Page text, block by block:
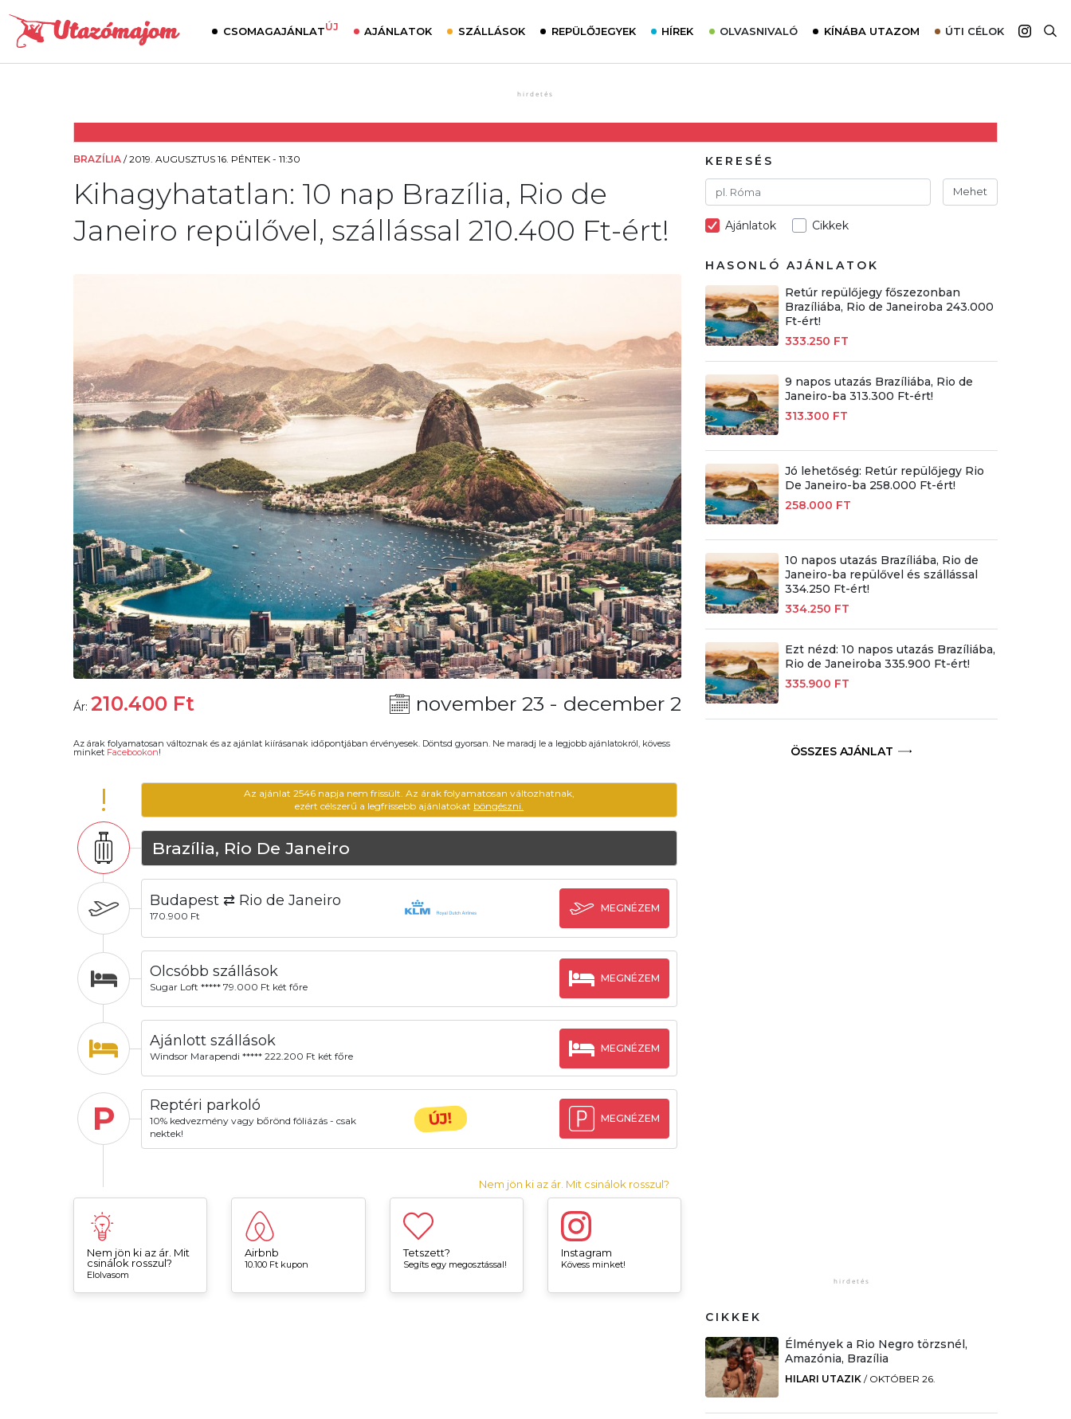
CSOMAGAJÁNLATÚJ AJÁNLATOK SZÁLLÁSOK REPÜLŐJEGYEK HÍREK OLVASNIVALÓ
Utazómajom – CitySIM kártya a világutazóknak
Élménybeszámolók
Szállodalátogatás
Sajtómegjelenések
KÍNÁBA UTAZOM ÚTI CÉLOK
Afrika
BRAZÍLIA /2019. AUGUSZTUS 16. PÉNTEK - 11:30
Kihagyhatatlan: 10 nap Brazília, Rio de
Janeiro repülővel, szállással 210.400 Ft-ért!
Ár: 210.400 Ft november 23 - december 2
Az árak folyamatosan változnak és az ajánlat kiírásanak időpontjában érvényesek. Döntsd gyorsan. Ne maradj le a legjobb ajánlatokról, kövess
minket Facebookon!
!
Az ajánlat 2546 napja nem frissült. Az árak folyamatosan változhatnak,
ezért célszerű a legfrissebb ajánlatokat böngészni.
Brazília, Rio De Janeiro
Budapest ⇄ Rio de Janeiro
170.900 Ft
MEGNÉZEM
Olcsóbb szállások
Sugar Loft ***** 79.000 Ft két főre
MEGNÉZEM
Ajánlott szállások
Windsor Marapendi ***** 222.200 Ft két főre
MEGNÉZEM
P Reptéri parkoló
10% kedvezmény vagy bőrönd fóliázás - csak
nektek!
ÚJ! MEGNÉZEM
Nem jön ki az ár. Mit csinálok rosszul?
Nem jön ki az ár. Mit
csinálok rosszul?
Elolvasom
Airbnb
10.100 Ft kupon
Tetszett?
Segíts egy megosztással!
Instagram
Kövess minket!
KERESÉS
Mehet
Ajánlatok Cikkek
HASONLÓ AJÁNLATOK
Retúr repülőjegy főszezonban
Brazíliába, Rio de Janeiroba 243.000
Ft-ért!
333.250 FT
9 napos utazás Brazíliába, Rio de
Janeiro-ba 313.300 Ft-ért!
313.300 FT
Jó lehetőség: Retúr repülőjegy Rio
De Janeiro-ba 258.000 Ft-ért!
258.000 FT
10 napos utazás Brazíliába, Rio de
Janeiro-ba repülővel és szállással
334.250 Ft-ért!
334.250 FT
Ezt nézd: 10 napos utazás Brazíliába,
Rio de Janeiroba 335.900 Ft-ért!
335.900 FT
ÖSSZES AJÁNLAT
CIKKEK
Élmények a Rio Negro törzsnél,
Amazónia, Brazília
HILARI UTAZIK / OKTÓBER 26.